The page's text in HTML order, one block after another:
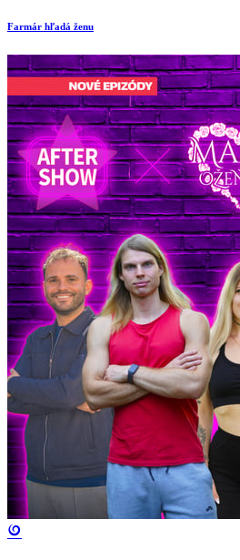
Farmár hľadá ženu